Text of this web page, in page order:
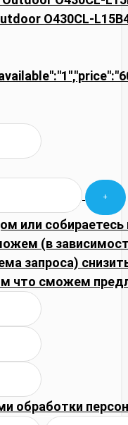
O430CL-
или собираетесь
(в
запроса)
что сможем
обработки